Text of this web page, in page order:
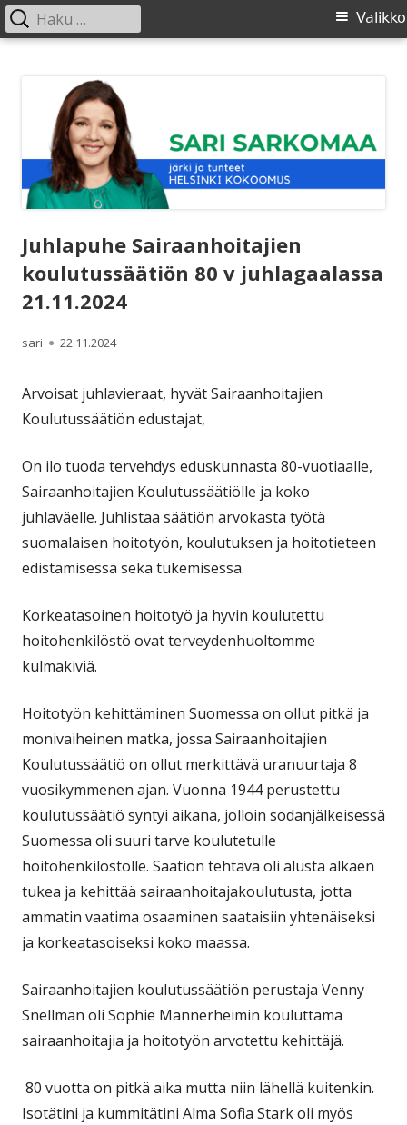
Ensisijainen
Valikko
Haku:
Juhlapuhe Sairaanhoitajien
koulutussäätiön 80 v juhlagaalassa
21.11.2024
Kirjoittaja
sari Julkaistu
22.11.2024
Arvoisat juhlavieraat, hyvät Sairaanhoitajien
Koulutussäätiön edustajat,
On ilo tuoda tervehdys eduskunnasta 80-vuotiaalle,
Sairaanhoitajien Koulutussäätiölle ja koko
juhlaväelle. Juhlistaa säätiön arvokasta työtä
suomalaisen hoitotyön, koulutuksen ja hoitotieteen
edistämisessä sekä tukemisessa.
Korkeatasoinen hoitotyö ja hyvin koulutettu
hoitohenkilöstö ovat terveydenhuoltomme
kulmakiviä.
Hoitotyön kehittäminen Suomessa on ollut pitkä ja
monivaiheinen matka, jossa Sairaanhoitajien
Koulutussäätiö on ollut merkittävä uranuurtaja 8
vuosikymmenen ajan. Vuonna 1944 perustettu
koulutussäätiö syntyi aikana, jolloin sodanjälkeisessä
Suomessa oli suuri tarve koulutetulle
hoitohenkilöstölle. Säätiön tehtävä oli alusta alkaen
tukea ja kehittää sairaanhoitajakoulutusta, jotta
ammatin vaatima osaaminen saataisiin yhtenäiseksi
ja korkeatasoiseksi koko maassa.
Sairaanhoitajien koulutussäätiön perustaja Venny
Snellman oli Sophie Mannerheimin kouluttama
sairaanhoitajia ja hoitotyön arvotettu kehittäjä.
80 vuotta on pitkä aika mutta niin lähellä kuitenkin.
Isotätini ja kummitätini Alma Sofia Stark oli myös